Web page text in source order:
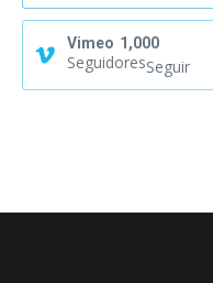
Vimeo 1,000
SeguidoresSeguir